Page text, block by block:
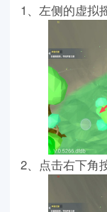
1、左侧的虚拟
2、点击右下角